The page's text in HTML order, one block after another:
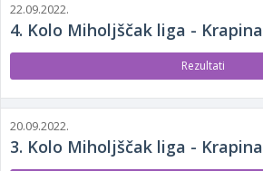
22.09.2022.
4. Kolo Miholjščak liga - Krapina
Rezultati
20.09.2022.
3. Kolo Miholjščak liga - Krapina